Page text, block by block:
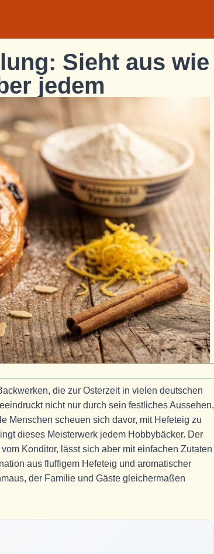
Sieht aus wie
jedem
die zur Osterzeit in vielen deutschen
nicht nur durch sein festliches Aussehen,
Menschen scheuen sich davor, mit Hefeteig zu
dieses Meisterwerk jedem Hobbybäcker. Der
Konditor, lässt sich aber mit einfachen Zutaten
aus fluffigem Hefeteig und aromatischer
der Familie und Gäste gleichermaßen